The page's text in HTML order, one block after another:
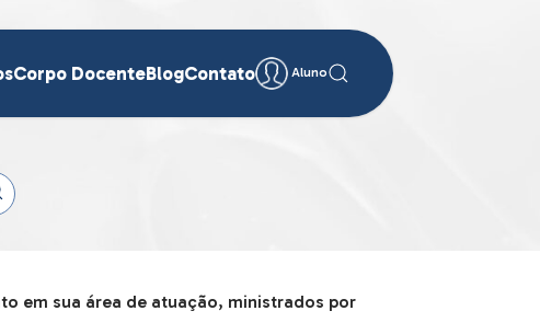
Corpo DocenteBlogContato Aluno
em sua área de atuação, ministrados por